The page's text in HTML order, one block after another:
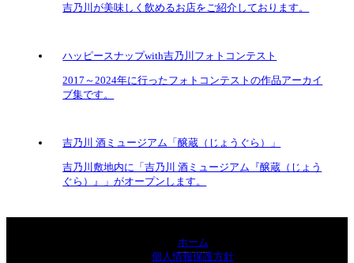
吉乃川が美味しく飲めるお店をご紹介しております。
ハッピースナップwith吉乃川フォトコンテスト
2017～2024年に行ったフォトコンテストの作品アーカイ
ブ集です。
吉乃川 酒ミュージアム「醸蔵（じょうぐら）」
吉乃川敷地内に「吉乃川 酒ミュージアム『醸蔵（じょう
ぐら）』」がオープンします。
ホーム
個人情報保護方針